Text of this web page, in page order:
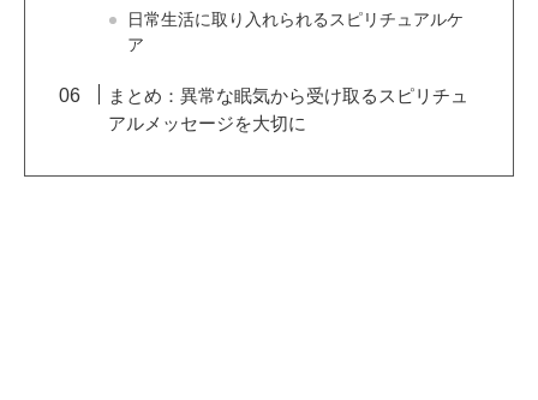
日常生活に取り入れられるスピリチュアルケ
ア
まとめ：異常な眠気から受け取るスピリチュ
アルメッセージを大切に